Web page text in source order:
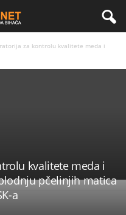
za kontrolu kvalitete meda i
kvalitete meda i
pčelinjih matica
a